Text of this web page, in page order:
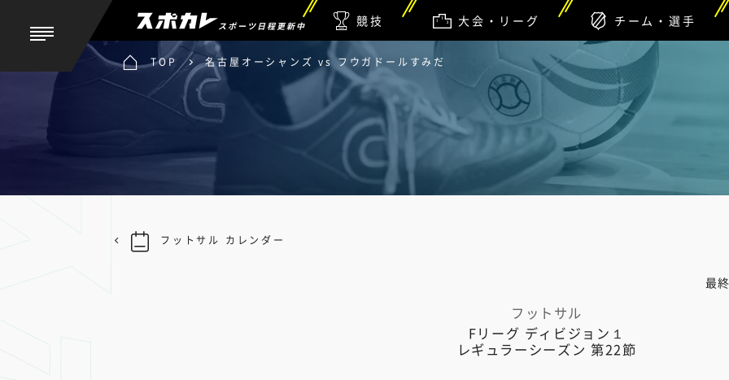
スポーツ日程更新中 競技 大会・リーグ チーム・選手
TOP 名古屋オーシャンズ vs フウガドールすみだ
最
フットサル
Fリーグ ディビジョン１
レギュラーシーズン 第22節
フットサル カレンダー